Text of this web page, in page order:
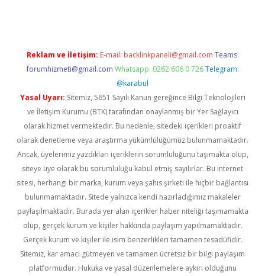
Reklam ve İletişim: E-mail: backlinkpaneli@gmail.com Teams:
forumhizmeti@gmail.com Whatsapp: 0262 606 0 726 Telegram:
@karabul
Yasal Uyarı: Sitemiz, 5651 Sayılı Kanun gereğince Bilgi Teknolojileri
ve İletişim Kurumu (BTK) tarafından onaylanmış bir Yer Sağlayıcı
olarak hizmet vermektedir. Bu nedenle, sitedeki içerikleri proaktif
olarak denetleme veya araştırma yükümlülüğümüz bulunmamaktadır.
Ancak, üyelerimiz yazdıkları içeriklerin sorumluluğunu taşımakta olup,
siteye üye olarak bu sorumluluğu kabul etmiş sayılırlar. Bu internet
sitesi, herhangi bir marka, kurum veya şahıs şirketi ile hiçbir bağlantısı
bulunmamaktadır. Sitede yalnızca kendi hazırladığımız makaleler
paylaşılmaktadır. Burada yer alan içerikler haber niteliği taşımamakta
olup, gerçek kurum ve kişiler hakkında paylaşım yapılmamaktadır.
Gerçek kurum ve kişiler ile isim benzerlikleri tamamen tesadüfidir.
Sitemiz, kar amacı gütmeyen ve tamamen ücretsiz bir bilgi paylaşım
platformudur. Hukuka ve yasal düzenlemelere aykırı olduğunu